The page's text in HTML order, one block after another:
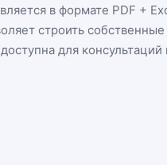
в формате PDF +
строить
для